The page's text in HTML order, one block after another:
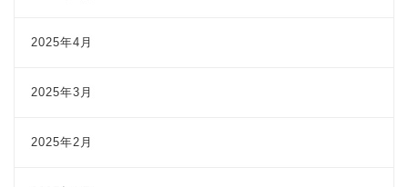
2025年4月
2025年3月
2025年2月